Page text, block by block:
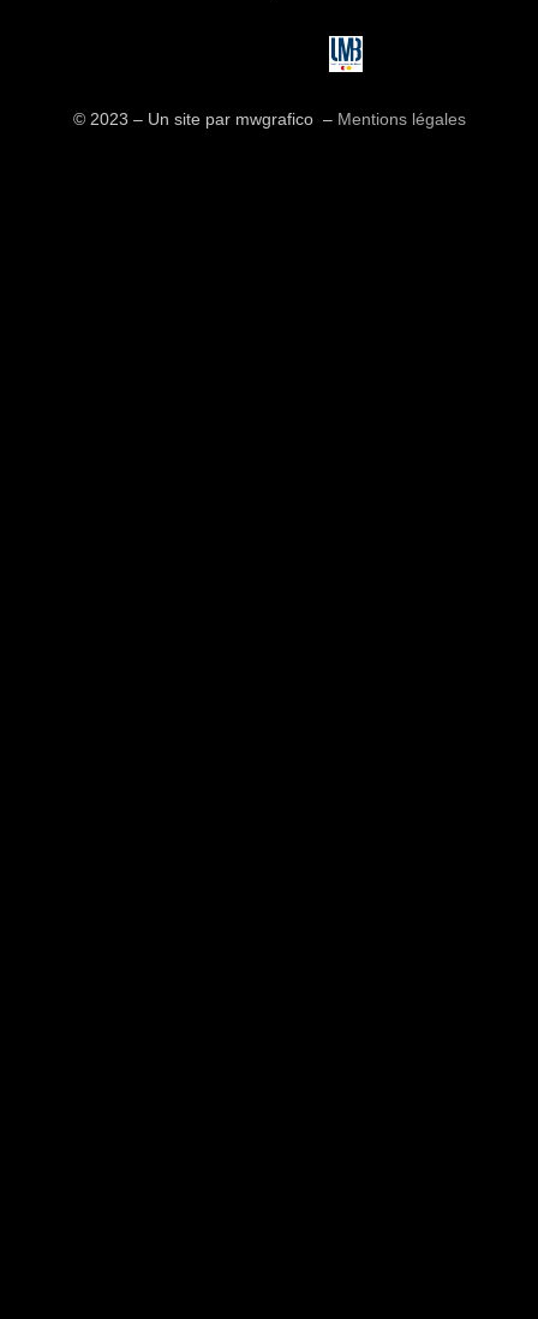
© 2023 – Un site par mwgrafico ​ – Mentions légales